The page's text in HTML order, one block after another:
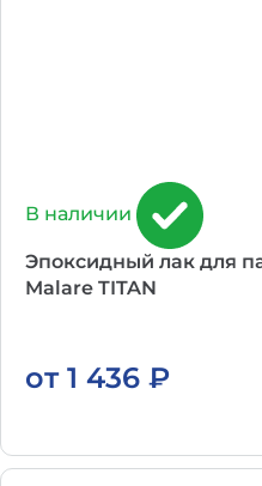
В наличии
Эпоксидный лак для
Malare TITAN
от 1 436 ₽